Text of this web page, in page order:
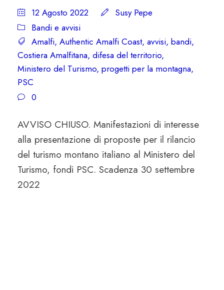
12 Agosto 2022
Susy Pepe
Bandi e avvisi
Amalfi, Authentic Amalfi Coast, avvisi, bandi,
Costiera Amalfitana, difesa del territorio,
Ministero del Turismo, progetti per la montagna,
PSC
0
AVVISO CHIUSO. Manifestazioni di interesse
alla presentazione di proposte per il rilancio
del turismo montano italiano al Ministero del
Turismo, fondi PSC. Scadenza 30 settembre
2022